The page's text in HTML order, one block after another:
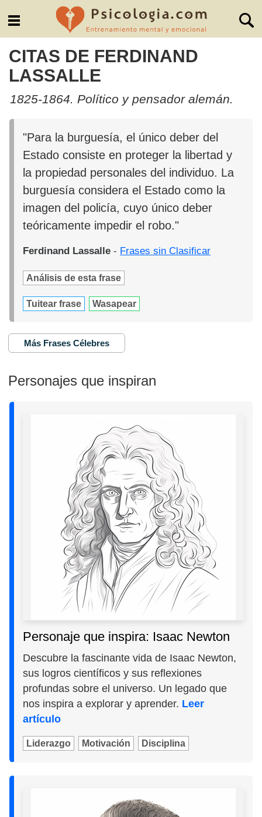
CITAS DE FERDINAND
LASSALLE
1825-1864. Político y pensador alemán.
"Para la burguesía, el único deber del
Estado consiste en proteger la libertad y
la propiedad personales del individuo. La
burguesía considera el Estado como la
imagen del policía, cuyo único deber
teóricamente impedir el robo."
Ferdinand Lassalle - Frases sin Clasificar
Análisis de esta frase
Tuitear frase Wasapear
Más Frases Célebres
Personajes que inspiran
Personaje que inspira: Isaac Newton
Descubre la fascinante vida de Isaac Newton,
sus logros científicos y sus reflexiones
profundas sobre el universo. Un legado que
nos inspira a explorar y aprender. Leer
artículo
Liderazgo Motivación Disciplina